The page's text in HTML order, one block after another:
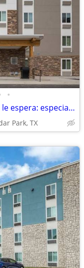
•
Su nueva solucion de apartamento le espera: especial gerente 1ª mes!
Park, TX